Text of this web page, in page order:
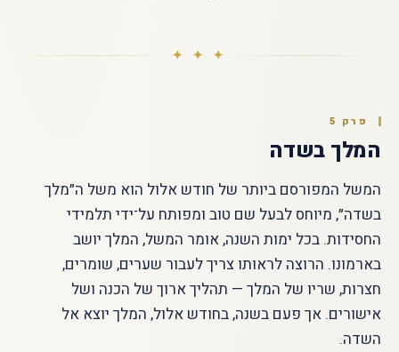
✦ ✦ ✦
פרק 5
המלך בשדה
המשל המפורסם ביותר של חודש אלול הוא משל ה״מלך
בשדה״, מיוחס לבעל שם טוב ומפותח על־ידי תלמידי
החסידות. בכל ימות השנה, אומר המשל, המלך יושב
בארמונו. הרוצה לראותו צריך לעבור שערים, שומרים,
חצרות, שריו של המלך — תהליך ארוך של הכנה ושל
אישורים. אך פעם בשנה, בחודש אלול, המלך יוצא אל
השדה.